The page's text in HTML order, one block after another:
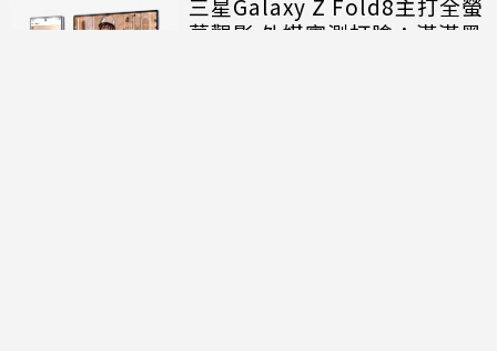
三星Galaxy Z Fold8主打全螢
幕觀影 外媒實測打臉：滿滿黑